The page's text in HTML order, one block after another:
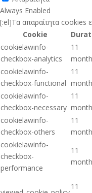
Always Enabled
[:el]Τα απαραίτητα cookies
Cookie
cookielawinfo-
checkbox-analytics
11
cookielawinfo-
checkbox-functional
11
cookielawinfo-
checkbox-necessary
11
cookielawinfo-
checkbox-others
11
cookielawinfo-
checkbox-
performance
11
11